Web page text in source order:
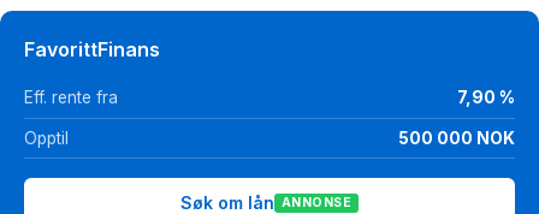
FavorittFinans
Eff. rente fra 7,90 %
Opptil 500 000 NOK
Søk om lån ANNONSE